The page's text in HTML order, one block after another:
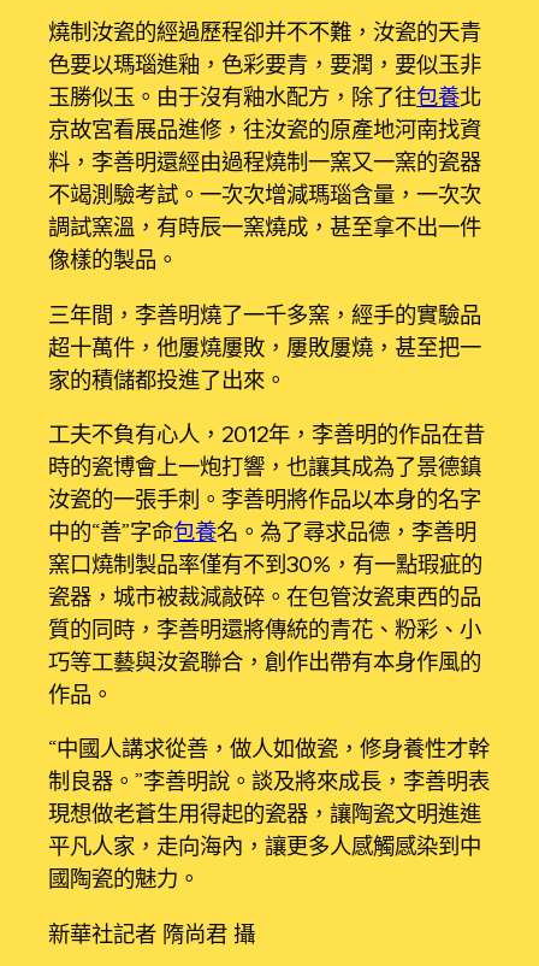
燒制汝瓷的經過歷程卻并不不難，汝瓷的天青
色要以瑪瑙進釉，色彩要青，要潤，要似玉非
玉勝似玉。由于沒有釉水配方，除了往包養北
京故宮看展品進修，往汝瓷的原產地河南找資
料，李善明還經由過程燒制一窯又一窯的瓷器
不竭測驗考試。一次次增減瑪瑙含量，一次次
調試窯溫，有時辰一窯燒成，甚至拿不出一件
像樣的製品。
三年間，李善明燒了一千多窯，經手的實驗品
超十萬件，他屢燒屢敗，屢敗屢燒，甚至把一
家的積儲都投進了出來。
工夫不負有心人，2012年，李善明的作品在昔
時的瓷博會上一炮打響，也讓其成為了景德鎮
汝瓷的一張手刺。李善明將作品以本身的名字
中的“善”字命包養名。為了尋求品德，李善明
窯口燒制製品率僅有不到30%，有一點瑕疵的
瓷器，城市被裁減敲碎。在包管汝瓷東西的品
質的同時，李善明還將傳統的青花、粉彩、小
巧等工藝與汝瓷聯合，創作出帶有本身作風的
作品。
“中國人講求從善，做人如做瓷，修身養性才幹
制良器。”李善明說。談及將來成長，李善明表
現想做老蒼生用得起的瓷器，讓陶瓷文明進進
平凡人家，走向海內，讓更多人感觸感染到中
國陶瓷的魅力。
新華社記者 隋尚君 攝